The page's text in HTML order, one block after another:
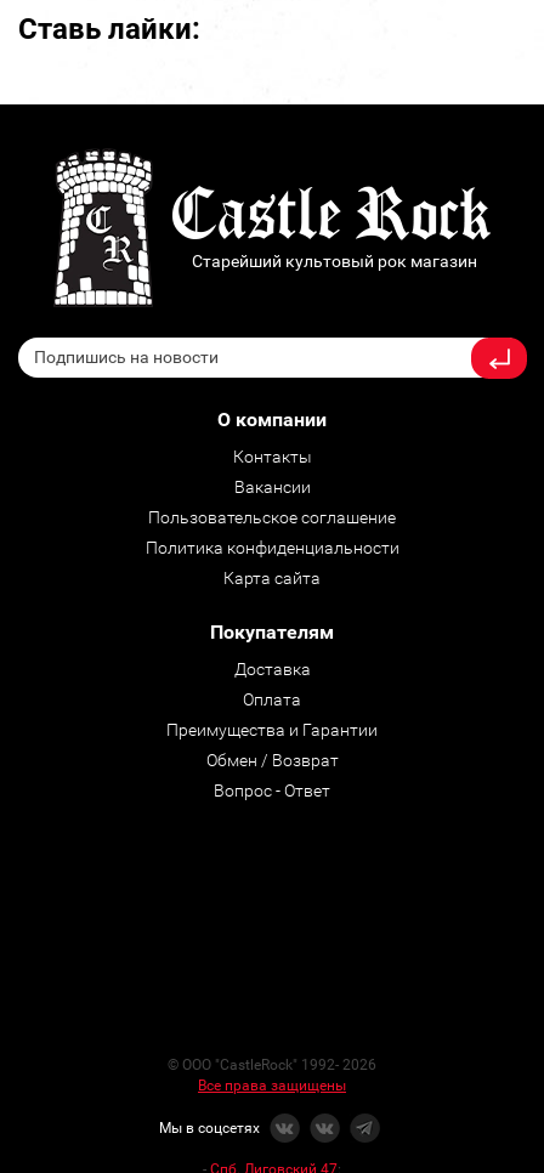
Ставь лайки:
Старейший культовый рок магазин
О компании
Контакты
Вакансии
Пользовательское соглашение
Политика конфиденциальности
Карта сайта
Покупателям
Доставка
Оплата
Преимущества и Гарантии
Обмен / Возврат
Вопрос - Ответ
© ООО "CastleRock" 1992- 2026
Все права защищены
Мы в соцсетях